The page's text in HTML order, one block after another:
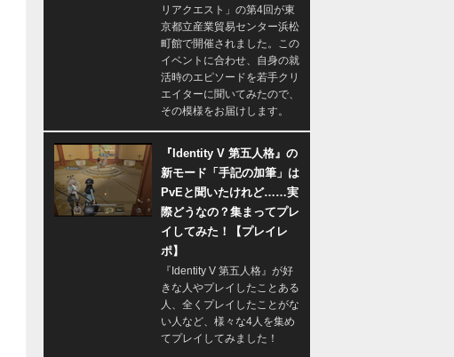
リアクエスト」の第4回が東
京都立産業貿易センター浜松
町館で開催されました。この
イベントに合わせ、自身の就
活時のエピソードを若手クリ
エイターに聞いてみたので、
その模様をお届けします。
『Identity V 第五人格』の
新モード「手記の加筆」は
PvEと聞いたけれど……実
際どうなの？集まってプレ
イしてみた！【プレイレ
ポ】
『Identity V 第五人格』が好
きな人やプレイしたことある
人、全くプレイしたことがな
い人など、様々な4人を集め
てプレイしてみました！